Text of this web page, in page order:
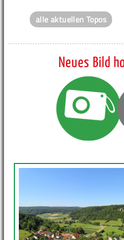
alle aktuellen Topos
Neues Bild